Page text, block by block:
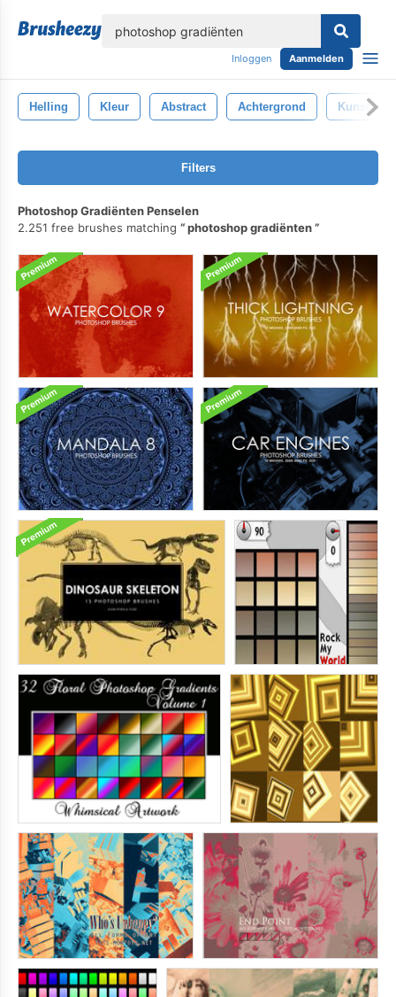
Inloggen Aanmelden
Helling Kleur Abstract Achtergrond Kunst
Filters
Photoshop Gradiënten Penselen
2.251 free brushes matching
photoshop gradiënten